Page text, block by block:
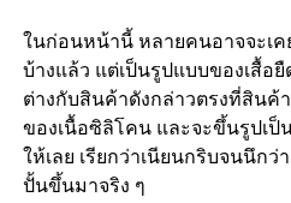
ในก่อนหน้านี้ หลายคนอาจจะเ
บ้างแล้ว แต่เป็นรูปแบบของเสื้อ
ต่างกับสินค้าดังกล่าวตรงที่สินค้
ของเนื้อซิลิโคน และจะขึ้นรูปเ
ให้เลย เรียกว่าเนียนกริบจนนึกว่
ปั้นขึ้นมาจริง ๆ